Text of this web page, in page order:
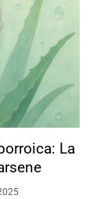
La